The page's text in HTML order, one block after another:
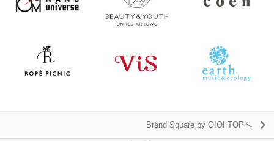
Brand Square by OIOI TOPへ